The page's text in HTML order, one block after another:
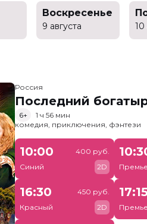
Воскресенье
9 августа 10
Россия
Последний
6+
1 ч 56 мин
комедия, приключения, фэнтези
10:00
Синий
400 руб.
2D
16:30
Красный
450 руб.
2D
17:15